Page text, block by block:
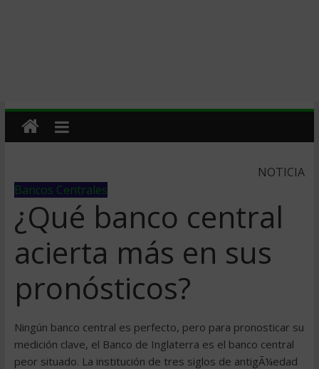
NOTICIA
Bancos Centrales
¿Qué banco central
acierta más en sus
pronósticos?
Ningún banco central es perfecto, pero para pronosticar su
medición clave, el Banco de Inglaterra es el banco central
peor situado. La institución de tres siglos de antigÃ¼edad